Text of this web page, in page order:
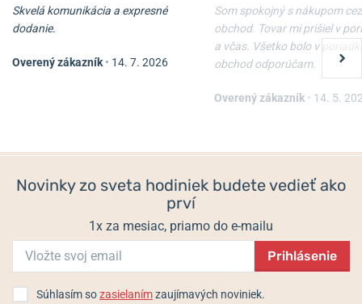
Remienok Hirsch Liberty -
Oceľový ťah Wenger
Skvelá komunikácia a expresné
dodanie.
Overený zákazník • 14. 7. 2026
Som spokojný s nákupom cez
obchod. Tovar mi prišiel v
a včas. Všetko bolo v
obchod odporúčam.
Overený zákazník • 14. 5.
Novinky zo sveta hodiniek budete vedieť ako
prví
1x za mesiac, priamo do e-mailu
Prihlásenie
Súhlasím sozasielanímzaujímavých noviniek.